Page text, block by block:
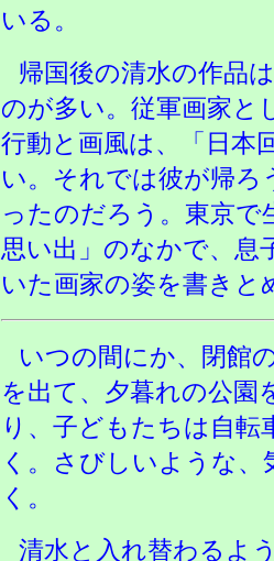
いる。
帰国後の清水の作品
のが多い。従軍画家と
行動と画風は、「日本
い。それでは彼が帰ろ
ったのだろう。東京で
思い出」のなかで、息
いた画家の姿を書きと
いつの間にか、閉館
を出て、夕暮れの公園
り、子どもたちは自
く。さびしいような
く。
清水と入れ替わるよ